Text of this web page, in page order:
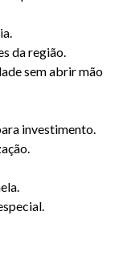
da região.
sem abrir mão
investimento.